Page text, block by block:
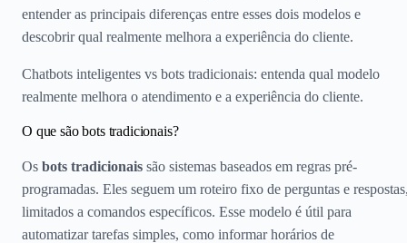
entender as principais diferenças entre esses dois modelos e
descobrir qual realmente melhora a experiência do cliente.
Chatbots inteligentes vs bots tradicionais: entenda qual modelo
realmente melhora o atendimento e a experiência do cliente.
O que são bots tradicionais?
Os bots tradicionais são sistemas baseados em regras pré-
programadas. Eles seguem um roteiro fixo de perguntas e
limitados a comandos específicos. Esse modelo é útil para
automatizar tarefas simples, como informar horários de